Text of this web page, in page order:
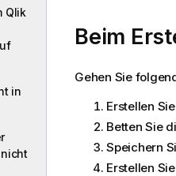
Qlik
in
Beim
Gehen Sie
Erstellen
Betten Sie
Speichern
Erstellen